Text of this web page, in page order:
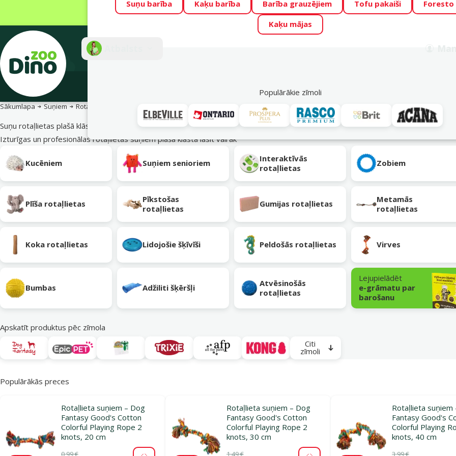
Visu mēnesi Dino Zoo piedāvā lieliskas cenas mīluļu TOP barībām! 🍖 →
Fotokonkurss “GADA ŪSAIŅI”! Varbūt tieši Tavs mīlulis būs 2027. gada
Suņu barība Kaķu barība Barība grauzējiem Tofu pakaiši
Foresto
Kaķu mājas
Populārākie zīmoli
Akciju piedāvājumi
Sākumlapa Suņiem Rotaļlietas suņiem
Suņu rotaļlietas plašā klāstā
Izturīgas un profesionālas rotaļlietas suņiem plašā klāstālasīt vairāk
Kucēniem
Suņiem senioriem
Interaktīvās
rotaļlietas
Zobiem
Plīša rotaļlietas
Pīkstošas
rotaļlietas
Gumijas rotaļlietas
Metamās
rotaļlietas
Koka rotaļlietas Lidojošie šķīvīši Peldošās rotaļlietas Virves
Bumbas Adžiliti šķēršļi
Atvēsinošās
rotaļlietas
Lejupielādēt
e-grāmatu par
barošanu
Apskatīt produktus pēc zīmola
Citi
zīmoli
Populārākās preces
Rotaļlieta suņiem – Dog
Fantasy Good's Cotton
Colorful Playing Rope 2
knots, 20 cm
Rotaļlieta suņiem – Dog
Fantasy Good's Cotton
Colorful Playing Rope 2
knots, 30 cm
Rotaļlieta suņiem
Fantasy Good's
Colorful Playing
knots, 40 cm